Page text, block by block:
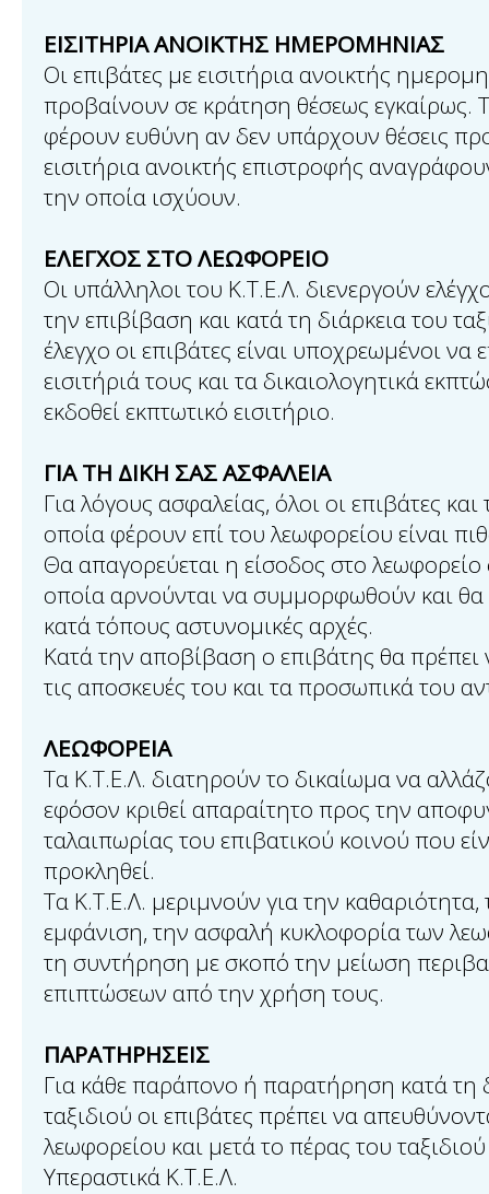
ΕΙΣΙΤΗΡΙΑ ΑΝΟΙΚΤΗΣ ΗΜΕΡΟΜΗΝΙΑΣ
Οι επιβάτες με εισιτήρια ανοικτής
προβαίνουν σε κράτηση θέσεως εγκαίρως.
φέρουν ευθύνη αν δεν υπάρχουν θέσεις
εισιτήρια ανοικτής επιστροφής
την οποία ισχύουν.
ΕΛΕΓΧΟΣ ΣΤΟ ΛΕΩΦΟΡΕΙΟ
Οι υπάλληλοι του Κ.Τ.Ε.Λ. διενεργούν
την επιβίβαση και κατά τη διάρκεια του
έλεγχο οι επιβάτες είναι υποχρεωμένοι να
εισιτήριά τους και τα δικαιολογητικά
εκδοθεί εκπτωτικό εισιτήριο.
ΓΙΑ ΤΗ ΔΙΚΗ ΣΑΣ ΑΣΦΑΛΕΙΑ
Για λόγους ασφαλείας, όλοι οι επιβάτες και
οποία φέρουν επί του λεωφορείου είναι
Θα απαγορεύεται η είσοδος στο
οποία αρνούνται να συμμορφωθούν και θα
κατά τόπους αστυνομικές αρχές.
Κατά την αποβίβαση ο επιβάτης θα πρέπει
τις αποσκευές του και τα προσωπικά του
ΛΕΩΦΟΡΕΙΑ
Τα Κ.Τ.Ε.Λ. διατηρούν το δικαίωμα να
εφόσον κριθεί απαραίτητο προς την
ταλαιπωρίας του επιβατικού κοινού που
προκληθεί.
Τα Κ.Τ.Ε.Λ. μεριμνούν για την
εμφάνιση, την ασφαλή κυκλοφορία των
τη συντήρηση με σκοπό την μείωση
επιπτώσεων από την χρήση τους.
ΠΑΡΑΤΗΡΗΣΕΙΣ
Για κάθε παράπονο ή παρατήρηση κατά τη
ταξιδιού οι επιβάτες πρέπει να
λεωφορείου και μετά το πέρας του
Υπεραστικά Κ.Τ.Ε.Λ.